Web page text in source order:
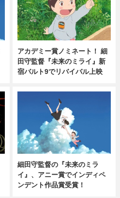
アカデミー賞ノミネート！ 細
田守監督『未来のミライ』新
宿バルト9でリバイバル上映
細田守監督の『未来のミラ
イ』、アニー賞でインディペ
ンデント作品賞受賞！